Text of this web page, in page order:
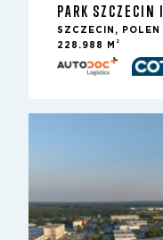
PARK SZCZECIN I
SZCZECIN, POLEN
228.988 M
2